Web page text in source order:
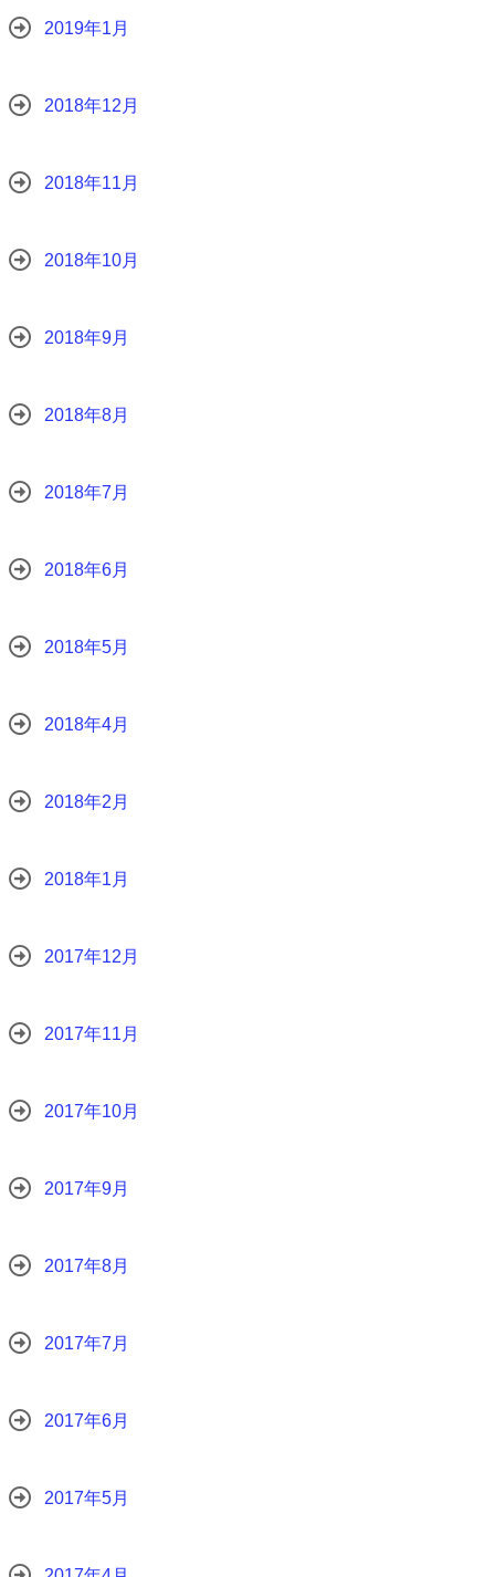
2019年1月
2018年12月
2018年11月
2018年10月
2018年9月
2018年8月
2018年7月
2018年6月
2018年5月
2018年4月
2018年2月
2018年1月
2017年12月
2017年11月
2017年10月
2017年9月
2017年8月
2017年7月
2017年6月
2017年5月